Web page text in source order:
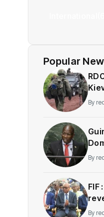
Popular
By
By
‎FIF
By